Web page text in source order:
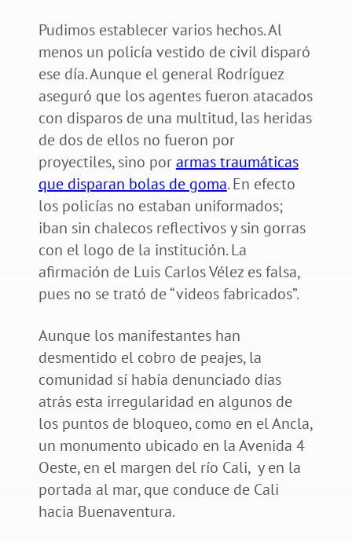
Pudimos establecer varios hechos. Al
menos un policía vestido de civil disparó
ese día. Aunque el general Rodríguez
aseguró que los agentes fueron atacados
con disparos de una multitud, las heridas
de dos de ellos no fueron por
proyectiles, sino porarmas traumáticas
que disparan bolas de goma. En efecto
los policías no estaban uniformados;
iban sin chalecos reflectivos y sin gorras
con el logo de la institución. La
afirmación de Luis Carlos Vélez es falsa,
pues no se trató de “videos fabricados”.
Aunque los manifestantes han
desmentido el cobro de peajes, la
comunidad sí había denunciado días
atrás esta irregularidad en algunos de
los puntos de bloqueo, como en el Ancla,
un monumento ubicado en la Avenida 4
Oeste, en el margen del río Cali, y en la
portada al mar, que conduce de Cali
hacia Buenaventura.